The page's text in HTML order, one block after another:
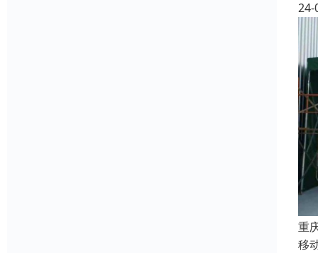
24-
重
移